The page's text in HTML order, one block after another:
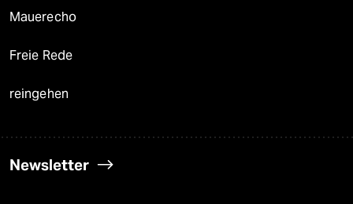
Mauerecho
Freie Rede
reingehen
Newsletter